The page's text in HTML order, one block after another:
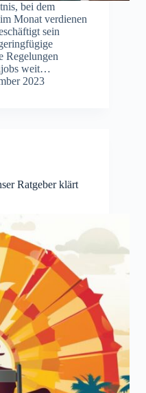
bei dem
Monat verdienen
sein
Regelungen
weit…
2023
Ratgeber klärt